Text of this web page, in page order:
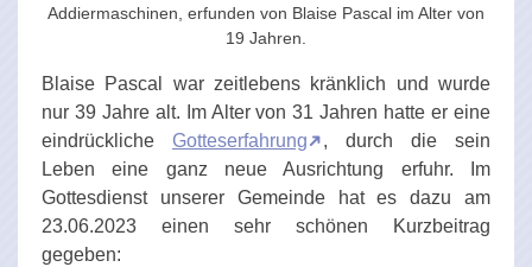
Addiermaschinen, erfunden von Blaise Pascal im Alter von
19 Jahren.
Blaise Pascal war zeitlebens kränklich und wurde
nur 39 Jahre alt. Im Alter von 31 Jahren hatte er eine
eindrückliche Gotteserfahrung
, durch die sein
Leben eine ganz neue Ausrichtung erfuhr. Im
Gottesdienst unserer Gemeinde hat es dazu am
23.06.2023 einen sehr schönen Kurzbeitrag
gegeben: